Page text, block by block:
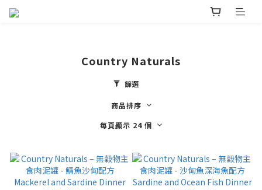
Country Naturals
篩選
商品排序
每頁顯示 24 個